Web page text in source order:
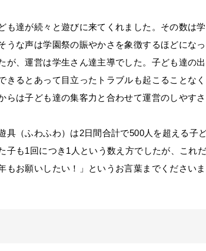
も達が続々と遊びに来てくれました。その数は
うな声は学園祭の賑やかさを象徴するほどにな
が、運営は学生さん達主導でした。子ども達の
きるとあって目立ったトラブルも起こることな
らは子ども達の集客力と合わせて運営のしやす
具（ふわふわ）は2日間合計で500人を超える子
子も1回につき1人という数え方でしたが、これ
もお願いしたい！」というお言葉までくださいま